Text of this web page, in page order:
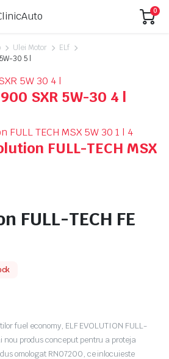
0
Ulei Motor
ELf
30 5 l
SXR 5W-30 4 l
FULL-TECH MSX
FULL-TECH FE
fuel economy, ELF EVOLUTION FULL-
nou produs conceput pentru a proteja
omologat RN07200, ce inlocuieste